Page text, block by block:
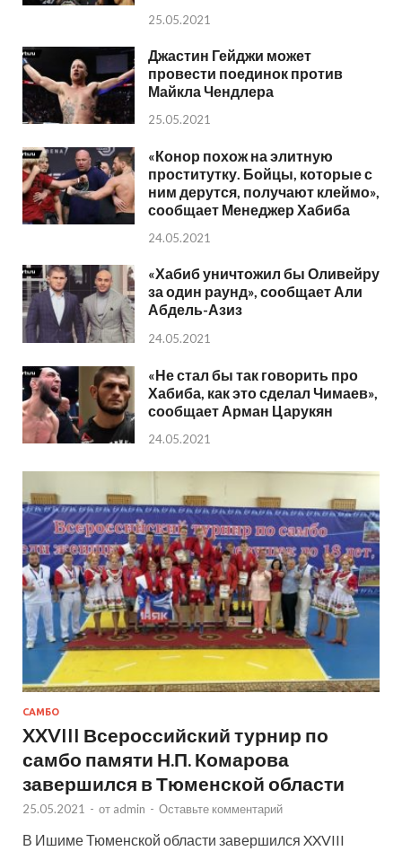
25.05.2021
Джастин Гейджи может
провести поединок против
Майкла Чендлера
25.05.2021
«Конор похож на элитную
проститутку. Бойцы, которые с
ним дерутся, получают клеймо»,
сообщает Менеджер Хабиба
24.05.2021
«Хабиб уничтожил бы Оливейру
за один раунд», сообщает Али
Абдель-Азиз
24.05.2021
«Не стал бы так говорить про
Хабиба, как это сделал Чимаев»,
сообщает Арман Царукян
24.05.2021
САМБО
XXVIII Всероссийский турнир по
самбо памяти Н.П. Комарова
завершился в Тюменской области
25.05.2021 - от admin - Оставьте комментарий
В Ишиме Тюменской области завершился XXVIII